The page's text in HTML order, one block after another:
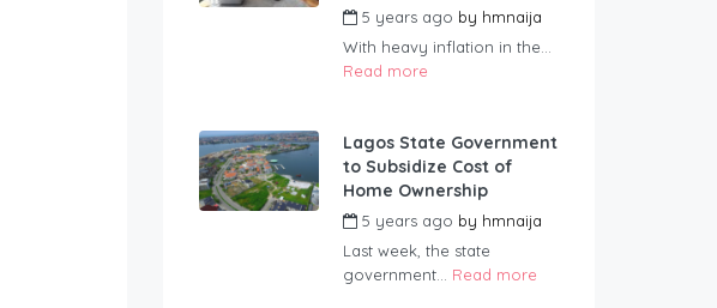
5 years ago by hmnaija
With heavy inflation in the...
Read more
Lagos State Government
to Subsidize Cost of
Home Ownership
5 years ago by hmnaija
Last week, the state
government... Read more